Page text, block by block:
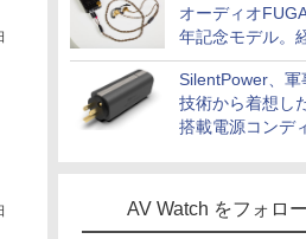
オーディオ
年記念モデル。
NISHIKIで統一
SilentPower、軍
技術から着想し
搭載電源コンデ
AV Watch をフォロ